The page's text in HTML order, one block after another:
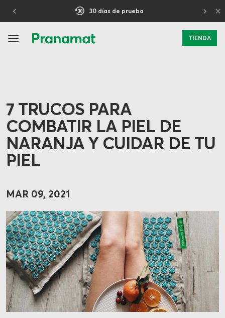
30 días de prueba ×
TIENDA
7 TRUCOS PARA
COMBATIR LA PIEL DE
NARANJA Y CUIDAR DE TU
PIEL
MAR 09, 2021